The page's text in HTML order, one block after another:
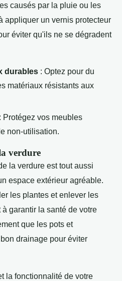
causés par la pluie ou les
appliquer un vernis protecteur
éviter qu'ils ne se dégradent
durables : Optez pour du
matériaux résistants aux
: Protégez vos meubles
non-utilisation.
verdure
la verdure est tout aussi
espace extérieur agréable.
les plantes et enlever les
garantir la santé de votre
que les pots et
drainage pour éviter
la fonctionnalité de votre